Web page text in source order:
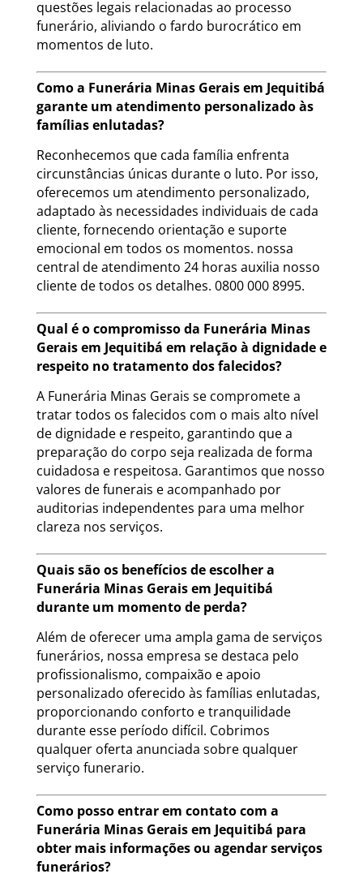
questões legais relacionadas ao processo
funerário, aliviando o fardo burocrático em
momentos de luto.
Como a Funerária Minas Gerais em Jequitibá
garante um atendimento personalizado às
famílias enlutadas?
Reconhecemos que cada família enfrenta
circunstâncias únicas durante o luto. Por isso,
oferecemos um atendimento personalizado,
adaptado às necessidades individuais de cada
cliente, fornecendo orientação e suporte
emocional em todos os momentos. nossa
central de atendimento 24 horas auxilia nosso
cliente de todos os detalhes. 0800 000 8995.
Qual é o compromisso da Funerária Minas
Gerais em Jequitibá em relação à dignidade e
respeito no tratamento dos falecidos?
A Funerária Minas Gerais se compromete a
tratar todos os falecidos com o mais alto nível
de dignidade e respeito, garantindo que a
preparação do corpo seja realizada de forma
cuidadosa e respeitosa. Garantimos que nosso
valores de funerais e acompanhado por
auditorias independentes para uma melhor
clareza nos serviços.
Quais são os benefícios de escolher a
Funerária Minas Gerais em Jequitibá
durante um momento de perda?
Além de oferecer uma ampla gama de serviços
funerários, nossa empresa se destaca pelo
profissionalismo, compaixão e apoio
personalizado oferecido às famílias enlutadas,
proporcionando conforto e tranquilidade
durante esse período difícil. Cobrimos
qualquer oferta anunciada sobre qualquer
serviço funerario.
Como posso entrar em contato com a
Funerária Minas Gerais em Jequitibá para
obter mais informações ou agendar serviços
funerários?